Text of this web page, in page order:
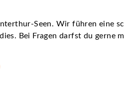
Seen. Wir führen eine
Bei Fragen darfst du gerne